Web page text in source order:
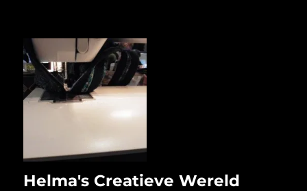
Helma's Creatieve Wereld